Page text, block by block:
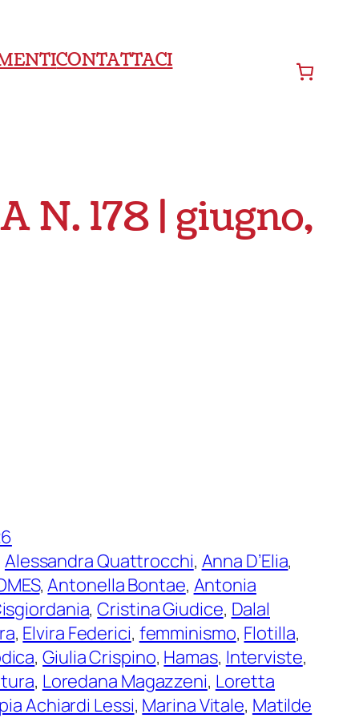
CONTATTACI
N. 178 | giugno,
Alessandra Quattrocchi, Anna D’Elia
, Antonella Bontae, Antonia
, Cristina Giudice, Dalal
, Elvira Federici, femminismo, Flotilla
, Giulia Crispino, Hamas, Interviste
, Loredana Magazzeni, Loretta
Achiardi Lessi, Marina Vitale, Matilde